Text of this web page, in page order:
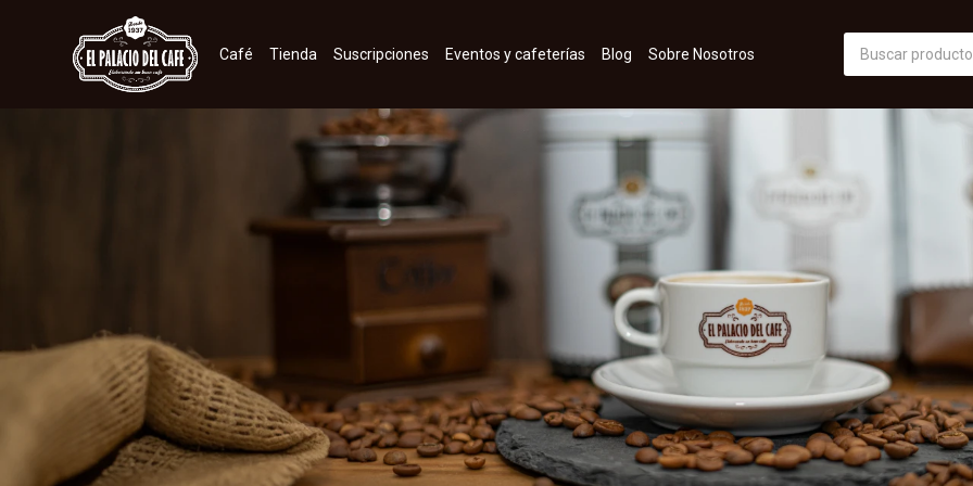
Café Tienda Suscripciones Eventos y cafeterías Blog Sobre Nosotros